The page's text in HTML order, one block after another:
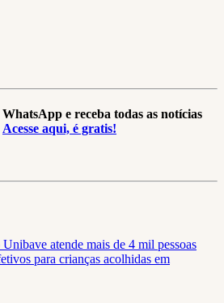
e receba todas as notícias
Acesse aqui, é gratis!
atende mais de 4 mil pessoas
para crianças acolhidas em